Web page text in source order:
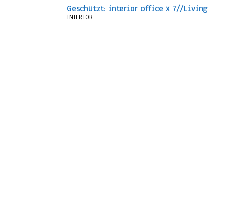
Geschützt: interior office x 7//Living
INTERIOR